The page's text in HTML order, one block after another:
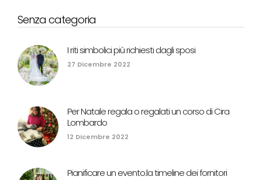
Senza categoria
I riti simbolici più richiesti dagli sposi
27 Dicembre 2022
Per Natale regala o regalati un corso di Cira
Lombardo
12 Dicembre 2022
Pianificare un evento:la timeline dei fornitori